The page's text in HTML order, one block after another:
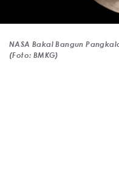
NASA Bakal Bangun
(Foto: BMKG)